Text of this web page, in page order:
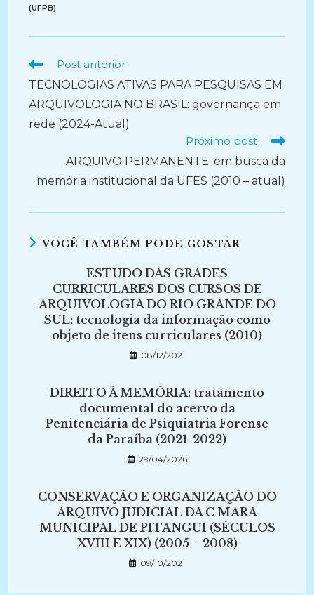
(UFPB)
Ler
artigos
Post anterior
TECNOLOGIAS ATIVAS PARA PESQUISAS EM
ARQUIVOLOGIA NO BRASIL: governança em
rede (2024-Atual)
Próximo post
ARQUIVO PERMANENTE: em busca da
memória institucional da UFES (2010 – atual)
VOCÊ TAMBÉM PODE GOSTAR
ESTUDO DAS GRADES
CURRICULARES DOS CURSOS DE
ARQUIVOLOGIA DO RIO GRANDE DO
SUL: tecnologia da informação como
objeto de itens curriculares (2010)
08/12/2021
DIREITO À MEMÓRIA: tratamento
documental do acervo da
Penitenciária de Psiquiatria Forense
da Paraíba (2021-2022)
29/04/2026
CONSERVAÇÃO E ORGANIZAÇÃO DO
ARQUIVO JUDICIAL DA C MARA
MUNICIPAL DE PITANGUI (SÉCULOS
XVIII E XIX) (2005 – 2008)
09/10/2021